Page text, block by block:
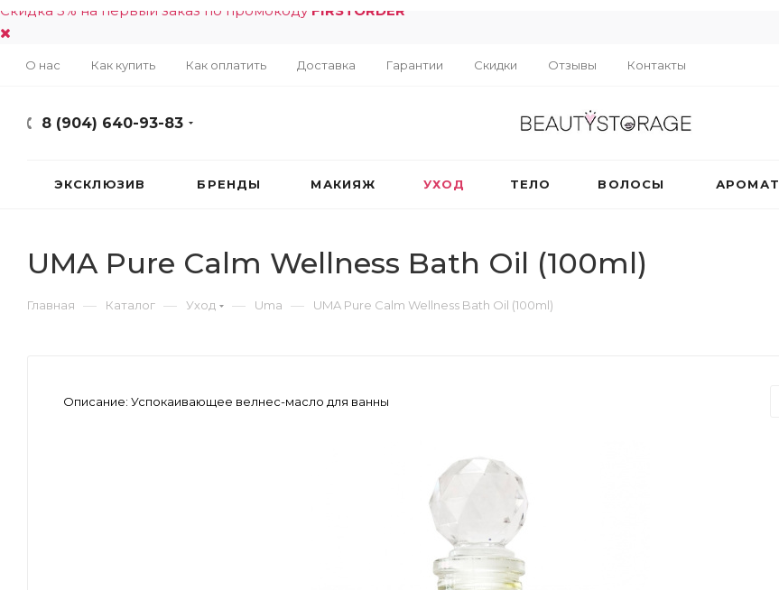
Скидка 5% на первый заказ по промокоду FIRSTORDER
О нас Как купить Как оплатить Доставка Гарантии Скидки Отзывы Контакты
8 (904) 640-93-83
ЭКСКЛЮЗИВ БРЕНДЫ МАКИЯЖ УХОД ТЕЛО ВОЛОСЫ
UMA Pure Calm Wellness Bath Oil (100ml)
Главная — Каталог — Уход — Uma — UMA Pure Calm Wellness Bath Oil (100ml)
Описание: Успокаивающее велнес-масло для ванны